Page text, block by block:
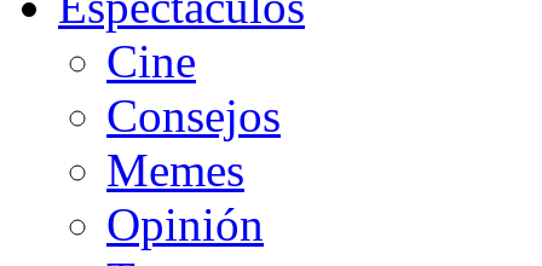
Cine
Consejos
Memes
Opinión